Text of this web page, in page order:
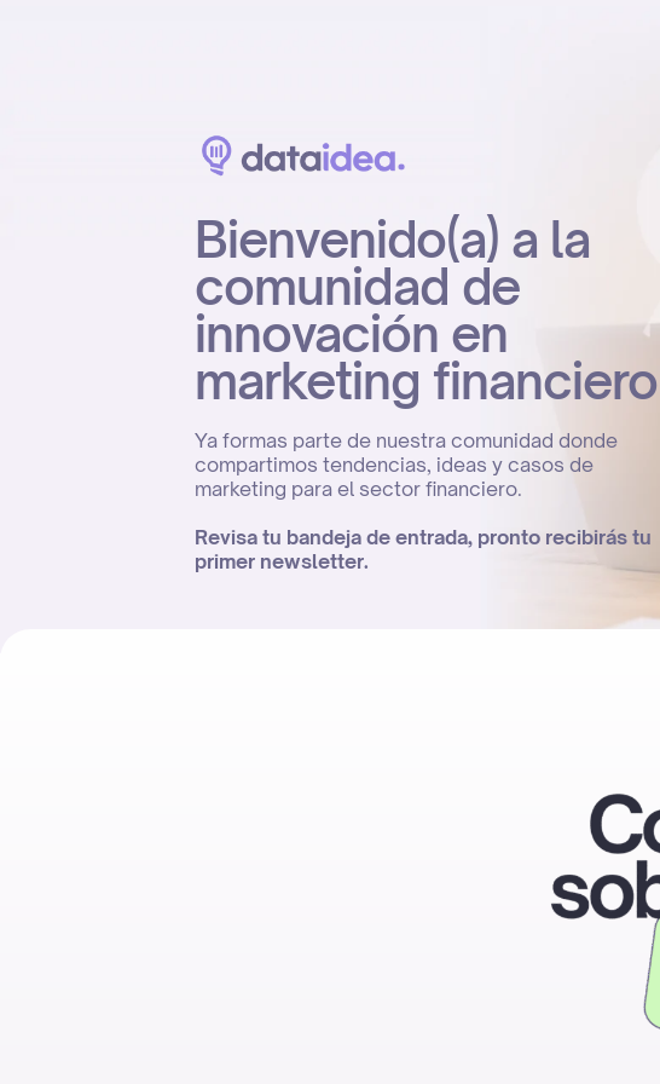
Bienvenido(a) a la
comunidad de
innovación en
marketing financiero
Ya formas parte de nuestra comunidad donde
compartimos tendencias, ideas y casos de
marketing para el sector financiero.
Revisa tu bandeja de entrada, pronto recibirás tu
primer newsletter.